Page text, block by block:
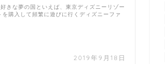
2019年9月18日
きな夢の国といえば、東京ディズニーリゾー
を購入して頻繁に遊びに行くディズニーファ